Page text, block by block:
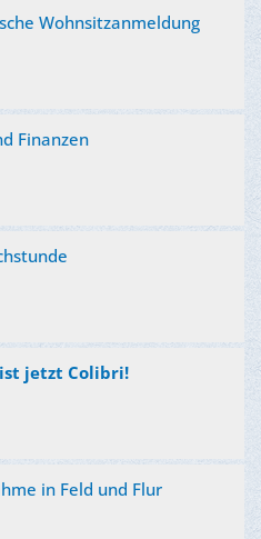
Wohnsitzanmeldung
Finanzen
jetzt Colibri!
in Feld und Flur